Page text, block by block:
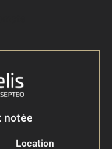
notée
Location